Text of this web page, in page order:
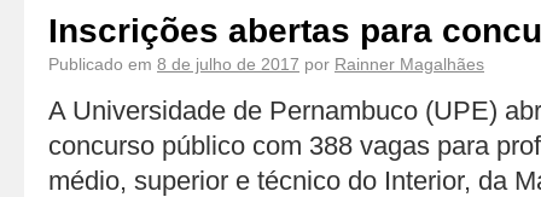
Inscrições abertas para
Publicado em 8 de julho de 2017 por Rainner Magalhães
A Universidade de Pernambuco (UPE)
concurso público com 388 vagas para
médio, superior e técnico do Interior, da